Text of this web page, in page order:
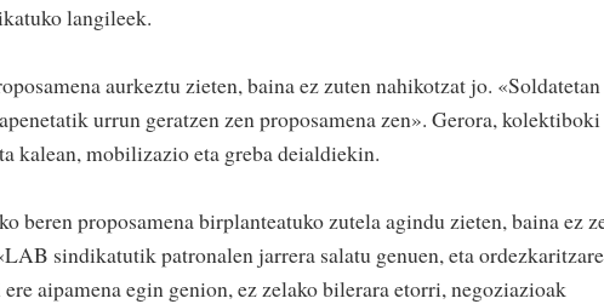
langileek.
aurkeztu zieten, baina ez zuten nahikotzat jo.
urrun geratzen zen proposamena zen». Gerora, kolektiboki
kalean, mobilizazio eta greba deialdiekin.
beren proposamena birplanteatuko zutela agindu zieten, baina ez
sindikatutik patronalen jarrera salatu genuen, eta
aipamena egin genion, ez zelako bilerara etorri, negoziazioak